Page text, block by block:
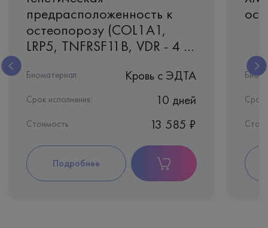
предрасположенность к
остеопорозу (COL1A1,
LRP5, TNFRSF11B, VDR - 4 ...
Биоматериал: Кровь c ЭДТА
Срок исполнения: 10 дней
Стоимость 13 585 ₽
Подробнее
Срок